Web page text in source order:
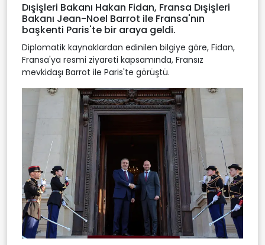
Dışişleri Bakanı Hakan Fidan, Fransa Dışişleri
Bakanı Jean-Noel Barrot ile Fransa'nın
başkenti Paris'te bir araya geldi.
Diplomatik kaynaklardan edinilen bilgiye göre, Fidan,
Fransa'ya resmi ziyareti kapsamında, Fransız
mevkidaşı Barrot ile Paris'te görüştü.